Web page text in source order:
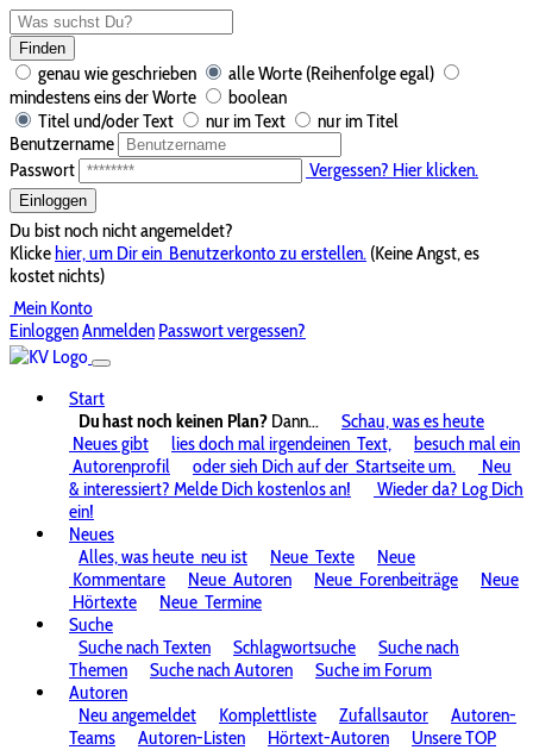
Finden
genau wie geschrieben
alle Worte (Reihenfolge egal)
mindestens eins der Worte
boolean
Titel und/oder Text
nur im Text
nur im Titel
Benutzername
Passwort
Vergessen? Hier klicken.
Einloggen
Du bist noch nicht angemeldet?
Klickehier, um Dir ein Benutzerkonto zu erstellen. (Keine Angst, es
kostet nichts)
Mein Konto
EinloggenAnmelden Passwort vergessen?
Start
Du hast noch keinen Plan? Dann...
Schau, was es heute
Neues gibt
lies doch mal irgendeinen Text,
besuch mal ein
Autorenprofil
oder sieh Dich auf der Startseite um.
Neu
& interessiert? Melde Dich kostenlos an!
Wieder da? Log Dich
ein!
Neues
Alles, was heute neu ist Neue Texte
Neue
Kommentare
Neue Autoren Neue Forenbeiträge
Neue
Hörtexte
Neue Termine
Suche
Suche nach Texten
Schlagwortsuche
Suche nach
Themen
Suche nach Autoren
Suche im Forum
Autoren
Neu angemeldet
Komplettliste Zufallsautor
Autoren-
Teams
Autoren-Listen Hörtext-Autoren
Unsere TOP